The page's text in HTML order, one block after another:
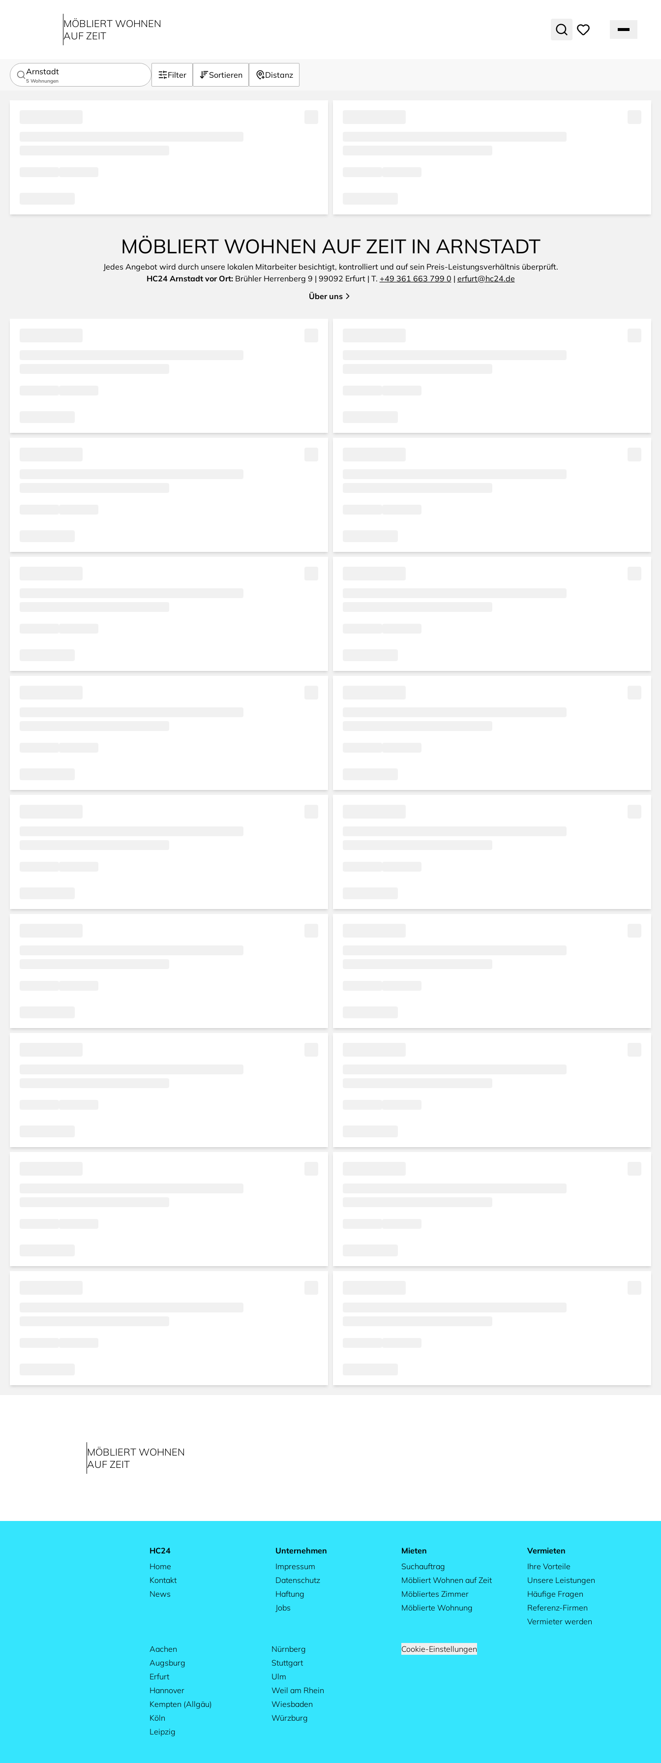
MÖBLIERT WOHNEN
AUF ZEIT
Arnstadt
5 Wohnungen
Filter Sortieren Distanz
MÖBLIERT WOHNEN AUF ZEIT IN ARNSTADT
Jedes Angebot wird durch unsere lokalen Mitarbeiter besichtigt, kontrolliert und auf sein Preis-Leistungsverhältnis überprüft.
HC24 Arnstadt vor Ort: Brühler Herrenberg 9 | 99092 Erfurt | T. +49 361 663 799 0 | erfurt@hc24.de
Über uns
MÖBLIERT WOHNEN
AUF ZEIT
HC24
Home
Kontakt
News
Unternehmen
Impressum
Datenschutz
Haftung
Jobs
Mieten
Suchauftrag
Möbliert Wohnen auf Zeit
Möbliertes Zimmer
Möblierte Wohnung
Vermieten
Ihre Vorteile
Unsere Leistungen
Häufige Fragen
Referenz-Firmen
Vermieter werden
Aachen
Augsburg
Erfurt
Hannover
Kempten (Allgäu)
Köln
Leipzig
Nürnberg
Stuttgart
Ulm
Weil am Rhein
Wiesbaden
Würzburg
Cookie-Einstellungen